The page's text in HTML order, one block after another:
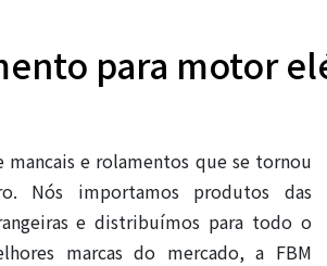
para motor
mancais e rolamentos que se tornou
Nós importamos produtos das
e distribuímos para todo o
marcas do mercado, a FBM